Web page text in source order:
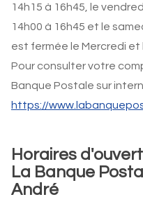
14h15 à 16h45, le
14h00 à 16h45 et le
est fermée le Mercredi et
Pour consulter votre
Banque Postale sur
https://
Horaires
La Banque
André